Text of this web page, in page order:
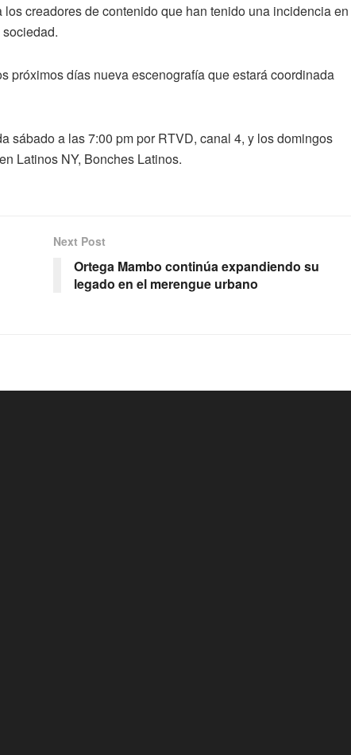
los creadores de contenido que han tenido una incidencia en
próximos días nueva escenografía que estará coordinada
sábado a las 7:00 pm por RTVD, canal 4, y los domingos
Latinos NY, Bonches Latinos.
Next Post
Ortega Mambo continúa expandiendo su
legado en el merengue urbano